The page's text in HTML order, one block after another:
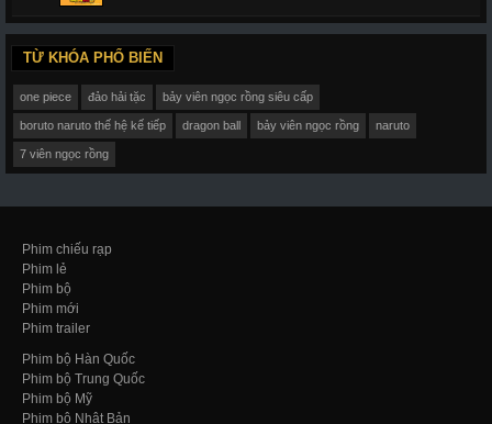
TỪ KHÓA PHỔ BIẾN
one piece đảo hải tặc bảy viên ngọc rồng siêu cấp
boruto naruto thế hệ kế tiếp dragon ball bảy viên ngọc rồng naruto
7 viên ngọc rồng
Phim chiếu rạp
Phim lẻ
Phim bộ
Phim mới
Phim trailer
Phim bộ Hàn Quốc
Phim bộ Trung Quốc
Phim bộ Mỹ
Phim bộ Nhật Bản